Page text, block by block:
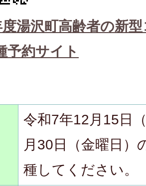
湯沢町高齢者の新
予約サイト
令和7年12月15日
月30日（金曜日）
種してください。